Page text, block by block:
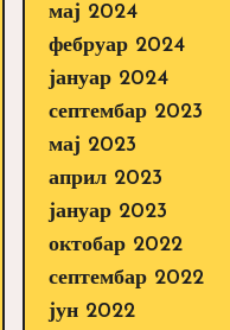
мај 2024
фебруар 2024
јануар 2024
септембар 2023
мај 2023
април 2023
јануар 2023
октобар 2022
септембар 2022
јун 2022